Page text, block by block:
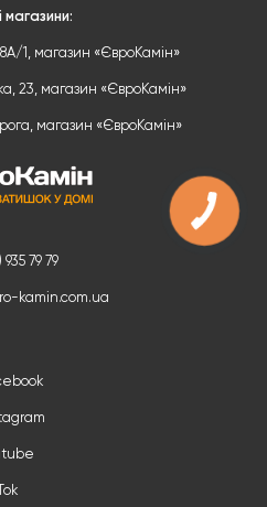
79 79
kamin.com.ua
магазини:
1, магазин «ЄвроКамін»
23, магазин «ЄвроКамін»
магазин «ЄвроКамін»